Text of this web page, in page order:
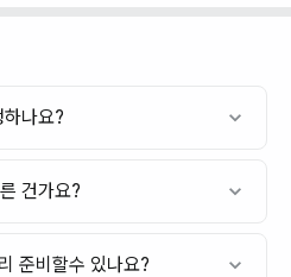
나요?
건가요?
준비할수 있나요?